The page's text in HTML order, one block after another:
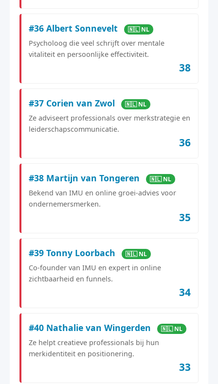
#36 Albert Sonnevelt 🇳🇱 NL
Psycholoog die veel schrijft over mentale
vitaliteit en persoonlijke effectiviteit.
38
#37 Corien van Zwol 🇳🇱 NL
Ze adviseert professionals over merkstrategie en
leiderschapscommunicatie.
36
#38 Martijn van Tongeren 🇳🇱 NL
Bekend van IMU en online groei-advies voor
ondernemersmerken.
35
#39 Tonny Loorbach 🇳🇱 NL
Co-founder van IMU en expert in online
zichtbaarheid en funnels.
34
#40 Nathalie van Wingerden 🇳🇱 NL
Ze helpt creatieve professionals bij hun
merkidentiteit en positionering.
33